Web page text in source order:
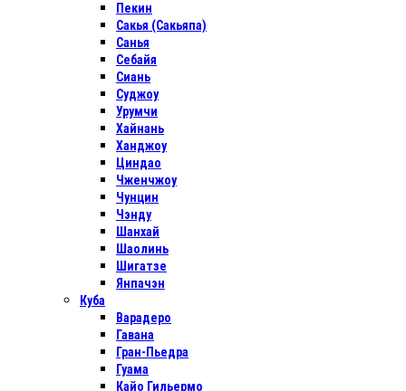
Пекин
Сакья (Сакьяпа)
Санья
Себайя
Сиань
Суджоу
Урумчи
Хайнань
Ханджоу
Циндао
Чженчжоу
Чунцин
Чэнду
Шанхай
Шаолинь
Шигатзе
Янпачэн
Куба
Варадеро
Гавана
Гран-Пьедра
Гуама
Кайо Гильермо